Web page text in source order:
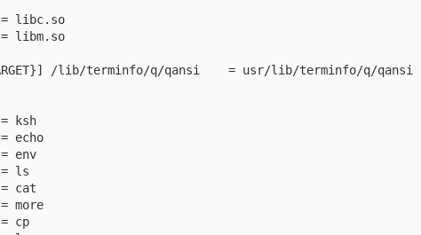
/lib/terminfo/q/qansi	= usr/lib/terminfo/q/qansi